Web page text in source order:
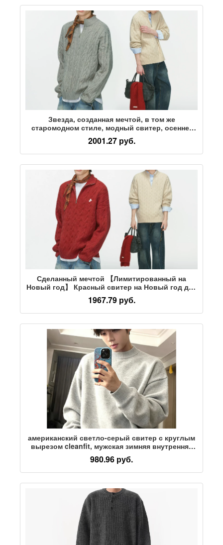
Звезда, созданная мечтой, в том же
старомодном стиле, модный свитер, осенне-
зимний свитер толстой вязки для мужчин, топы
для мальчиков
2001.27 руб.
Сделанный мечтой 【Лимитированный на
Новый год】 Красный свитер на Новый год для
мужчин и женщин, зимний утолщенный твист-
свитер
1967.79 руб.
американский светло-серый свитер с круглым
вырезом cleanfit, мужская зимняя внутренняя
часть и бархатная нижняя рубашка, ленивый
свитер-куртка
980.96 руб.